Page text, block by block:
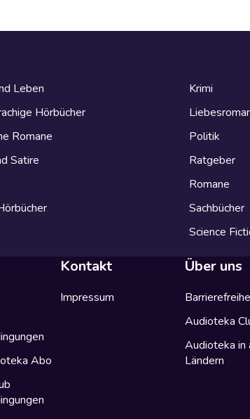
Leben
Hörbücher
Romane
Satire
Krimi
Politik
Ratgeber
Romane
Sachbücher
Science
Abo
Kontakt
Impressum
Über uns
Audioteka
Audioteka in
Ländern